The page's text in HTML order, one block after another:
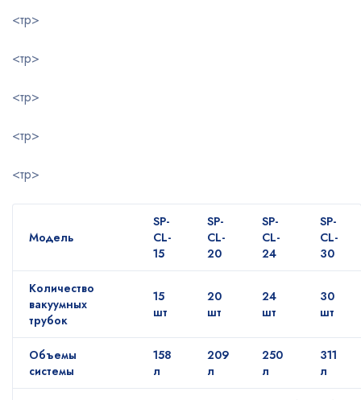
<тр>
<тр>
<тр>
<тр>
<тр>
Модель
SP-
CL-
15
SP-
CL-
20
SP-
CL-
24
SP-
CL-
30
Количество
вакуумных
трубок
15
шт
20
шт
24
шт
30
шт
Объемы
системы
158
л
209
л
250
л
311
л